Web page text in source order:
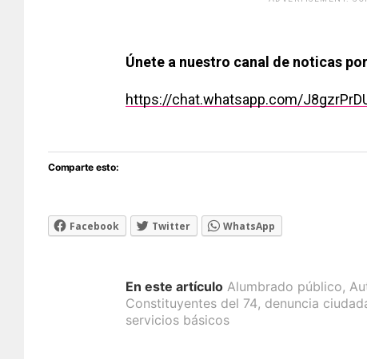
Únete a nuestro canal de noticas
https://chat.whatsapp.com/
Comparte esto:
Facebook Twitter WhatsApp
En este artículo Alumbrado público,
Constituyentes del 74, denuncia
servicios básicos